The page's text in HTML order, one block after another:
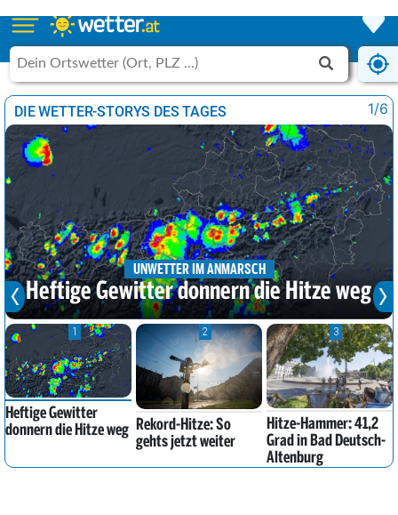
DIE WETTER-STORYS DES TAGES
UNWETTER IM ANMARSCH
Heftige Gewitter donnern die Hitze weg
1
Heftige Gewitter
donnern die Hitze weg
2
Rekord-Hitze: So
gehts jetzt weiter
3
Hitze-Hammer: 41,2
Grad in Bad Deutsch-
Altenburg
1/6